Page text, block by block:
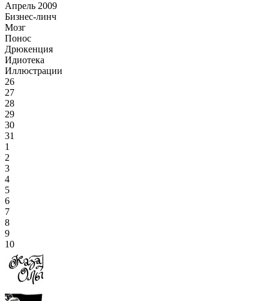
Апрель 2009
Бизнес-линч
Мозг
Понос
Дрюкенция
Идиотека
Иллюстрации
26
27
28
29
30
31
1
2
3
4
5
6
7
8
9
10